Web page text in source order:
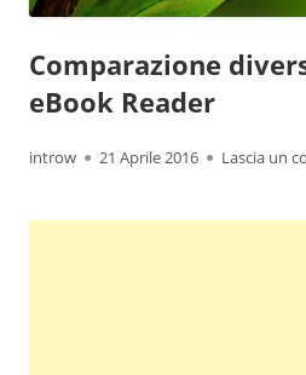
Comparazione
eBook Reader
Autore
introw Pubblicato
21 Aprile 2016 Lascia un